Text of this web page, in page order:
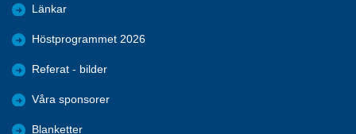
Länkar
Höstprogrammet 2026
Referat - bilder
Våra sponsorer
Blanketter